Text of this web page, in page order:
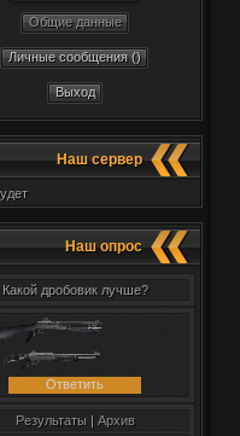
Общие данные
Личные сообщения ()
Выход
Наш сервер
Наш опрос
Какой дробовик лучше?
Результаты | Архив